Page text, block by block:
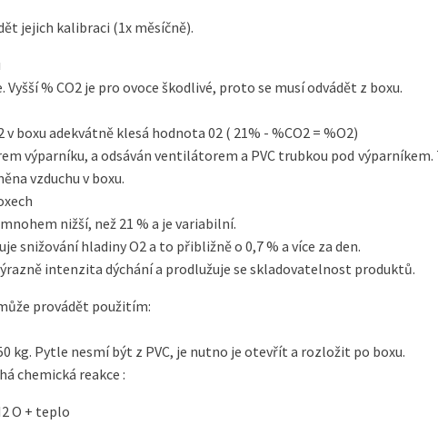
jejich kalibraci (1x měsíčně).
Vyšší % CO2 je pro ovoce škodlivé, proto se musí odvádět z boxu.
boxu adekvátně klesá hodnota 02 ( 21% - %CO2 = %O2)
výparníku, a odsáván ventilátorem a PVC trubkou pod výparníkem.
vzduchu v boxu.
nižší, než 21 % a je variabilní.
snižování hladiny O2 a to přibližně o 0,7 % a více za den.
intenzita dýchání a prodlužuje se skladovatelnost produktů.
provádět použitím:
kg. Pytle nesmí být z PVC, je nutno je otevřít a rozložit po boxu.
chemická reakce :
O + teplo